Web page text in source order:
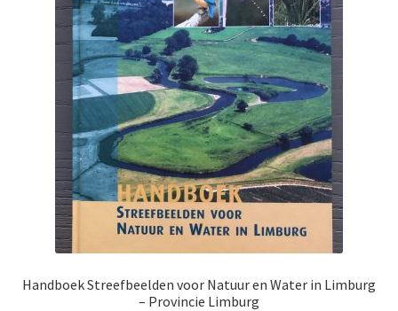
Handboek Streefbeelden voor Natuur en Water in Limburg
– Provincie Limburg